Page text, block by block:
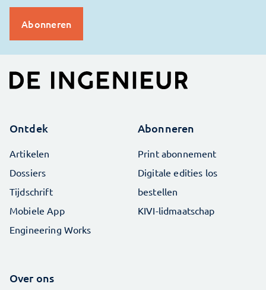
Ontdek
Artikelen
Dossiers
Tijdschrift
Mobiele App
Engineering Works
Abonneren
Print abonnement
Digitale edities los
bestellen
KIVI-lidmaatschap
Over ons